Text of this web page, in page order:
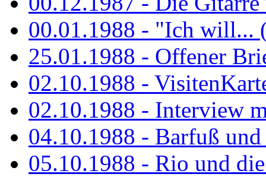
00.01.1988 - "Ich will...
25.01.1988 - Offener
02.10.1988 -
02.10.1988 - Interview
04.10.1988 - Barfuß und
05.10.1988 - Rio und